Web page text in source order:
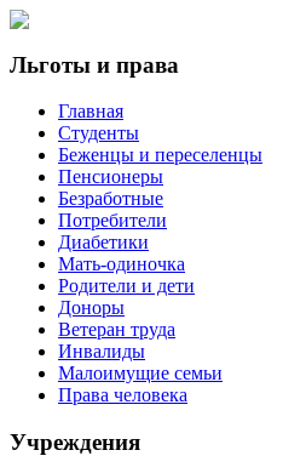
Льготы и права
Главная
Студенты
Беженцы и переселенцы
Пенсионеры
Безработные
Потребители
Диабетики
Мать-одиночка
Родители и дети
Доноры
Ветеран труда
Инвалиды
Малоимущие семьи
Права человека
Учреждения